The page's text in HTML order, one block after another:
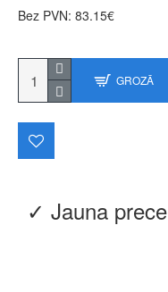
✓ Jauna prece
Bez PVN: 83.15€
GROZĀ